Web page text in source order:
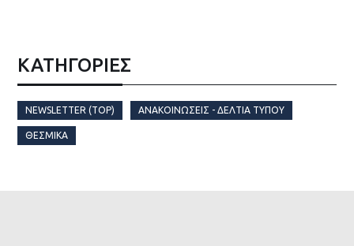
ΚΑΤΗΓΟΡΙΕΣ
NEWSLETTER (TOP) ΑΝΑΚΟΙΝΏΣΕΙΣ - ΔΕΛΤΊΑ ΤΎΠΟΥ
ΘΕΣΜΙΚΆ